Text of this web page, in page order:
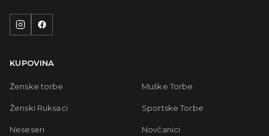
KUPOVINA
Ženske torbe Muške Torbe
Ženski Ruksaci Sportske Torbe
Neseseri Novčanici